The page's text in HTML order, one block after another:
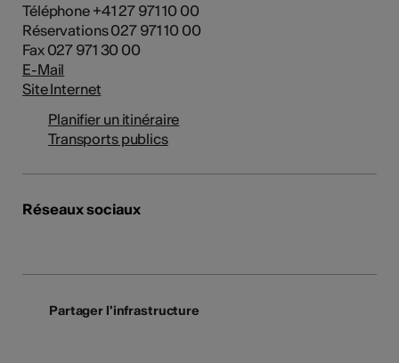
Téléphone +41 27 971 10 00
Réservations 027 971 10 00
Fax 027 971 30 00
E-Mail
Site Internet
Planifier un itinéraire
Transports publics
Réseaux sociaux
Partager l'infrastructure